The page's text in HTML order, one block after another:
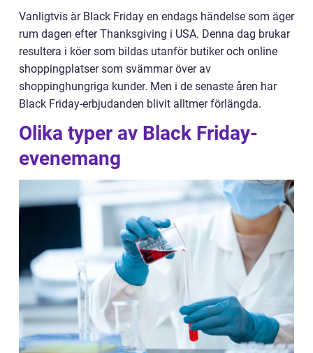
Vanligtvis är Black Friday en endags händelse som äger
rum dagen efter Thanksgiving i USA. Denna dag brukar
resultera i köer som bildas utanför butiker och online
shoppingplatser som svämmar över av
shoppinghungriga kunder. Men i de senaste åren har
Black Friday-erbjudanden blivit alltmer förlängda.
Olika typer av Black Friday-
evenemang